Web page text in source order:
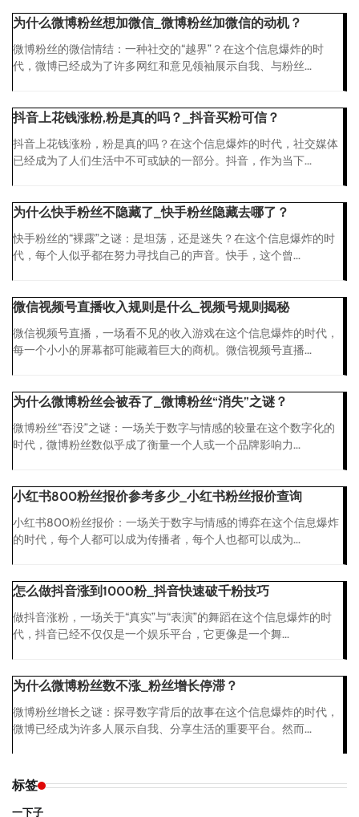
为什么微博粉丝想加微信_微博粉丝加微信的动机？
微博粉丝的微信情结：一种社交的“越界”？在这个信息爆炸的时
代，微博已经成为了许多网红和意见领袖展示自我、与粉丝...
抖音上花钱涨粉,粉是真的吗？_抖音买粉可信？
抖音上花钱涨粉，粉是真的吗？在这个信息爆炸的时代，社交媒体
已经成为了人们生活中不可或缺的一部分。抖音，作为当下...
为什么快手粉丝不隐藏了_快手粉丝隐藏去哪了？
快手粉丝的“裸露”之谜：是坦荡，还是迷失？在这个信息爆炸的时
代，每个人似乎都在努力寻找自己的声音。快手，这个曾...
微信视频号直播收入规则是什么_视频号规则揭秘
微信视频号直播，一场看不见的收入游戏在这个信息爆炸的时代，
每一个小小的屏幕都可能藏着巨大的商机。微信视频号直播...
为什么微博粉丝会被吞了_微博粉丝“消失”之谜？
微博粉丝“吞没”之谜：一场关于数字与情感的较量在这个数字化的
时代，微博粉丝数似乎成了衡量一个人或一个品牌影响力...
小红书800粉丝报价参考多少_小红书粉丝报价查询
小红书800粉丝报价：一场关于数字与情感的博弈在这个信息爆炸
的时代，每个人都可以成为传播者，每个人也都可以成为...
怎么做抖音涨到1000粉_抖音快速破千粉技巧
做抖音涨粉，一场关于“真实”与“表演”的舞蹈在这个信息爆炸的时
代，抖音已经不仅仅是一个娱乐平台，它更像是一个舞...
为什么微博粉丝数不涨_粉丝增长停滞？
微博粉丝增长之谜：探寻数字背后的故事在这个信息爆炸的时代，
微博已经成为许多人展示自我、分享生活的重要平台。然而...
标签
一下子